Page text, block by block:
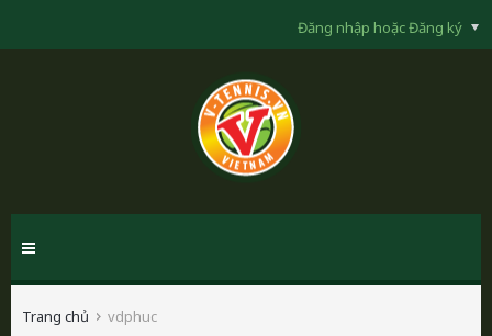
Đăng nhập hoặc Đăng ký
Trang chủ vdphuc